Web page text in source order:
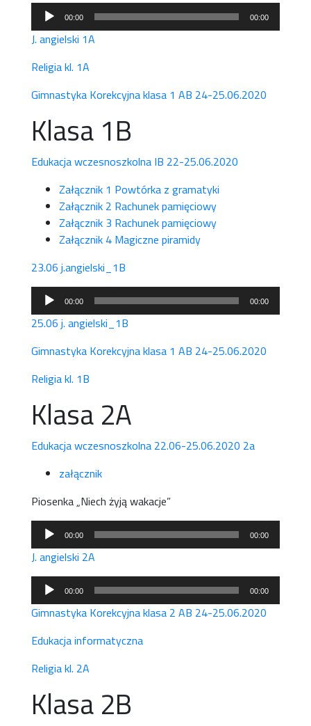
Odtwarzacz
plików
dźwiękowych
00:00 00:00
J. angielski 1A
Religia kl. 1A
Gimnastyka Korekcyjna klasa 1 AB 24-25.06.2020
Klasa 1B
Edukacja wczesnoszkolna IB 22-25.06.2020
Załącznik 1 Powtórka z gramatyki
Załącznik 2 Rachunek pamięciowy
Załącznik 3 Rachunek pamięciowy
Załącznik 4 Magiczne piramidy
23.06 j.angielski_1B
Odtwarzacz
plików
dźwiękowych
00:00 00:00
25.06 j. angielski_1B
Gimnastyka Korekcyjna klasa 1 AB 24-25.06.2020
Religia kl. 1B
Klasa 2A
Edukacja wczesnoszkolna 22.06-25.06.2020 2a
załącznik
Piosenka „Niech żyją wakacje”
Odtwarzacz
plików
dźwiękowych
00:00 00:00
J. angielski 2A
Odtwarzacz
plików
dźwiękowych
00:00 00:00
Gimnastyka Korekcyjna klasa 2 AB 24-25.06.2020
Edukacja informatyczna
Religia kl. 2A
Klasa 2B